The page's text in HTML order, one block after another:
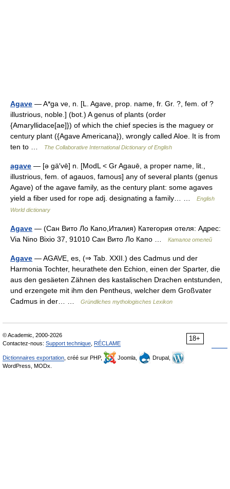
Agave — A*ga ve, n. [L. Agave, prop. name, fr. Gr. ?, fem. of ?
illustrious, noble.] (bot.) A genus of plants (order
{Amaryllidace[ae]}) of which the chief species is the maguey or
century plant ({Agave Americana}), wrongly called Aloe. It is from
ten to …
The Collaborative International Dictionary of English
agave — [ə gä′vē] n. [ModL < Gr Agauē, a proper name, lit.,
illustrious, fem. of agauos, famous] any of several plants (genus
Agave) of the agave family, as the century plant: some agaves
yield a fiber used for rope adj. designating a family… …
English
World dictionary
Agave — (Сан Вито Ло Капо,Италия) Категория отеля: Адрес:
Via Nino Bixio 37, 91010 Сан Вито Ло Капо …
Каталог отелей
Agave — AGAVE, es, (⇒ Tab. XXII.) des Cadmus und der
Harmonia Tochter, heurathete den Echion, einen der Sparter, die
aus den gesäeten Zähnen des kastalischen Drachen entstunden,
und erzengete mit ihm den Pentheus, welcher dem Großvater
Cadmus in der… …
Gründliches mythologisches Lexikon
18+
© Academic, 2000-2026
Contactez-nous: Support technique RÉCLAME
Dictionnaires exportation , créé sur PHP, Joomla,
Drupal,
WordPress, MODx.